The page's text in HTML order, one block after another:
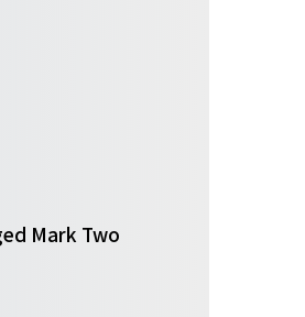
Mark Two